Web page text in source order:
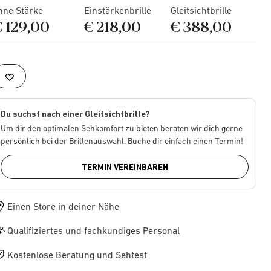
Stärke
129,00
Einstärkenbrille
€ 218,00
Gleitsichtbrille
€ 388,00
Du suchst nach einer Gleitsichtbrille?
Um dir den optimalen Sehkomfort zu bieten beraten wir dich gerne
persönlich bei der Brillenauswahl. Buche dir einfach einen Termin!
TERMIN VEREINBAREN
Einen Store in deiner Nähe
Qualifiziertes und fachkundiges Personal
Kostenlose Beratung und Sehtest